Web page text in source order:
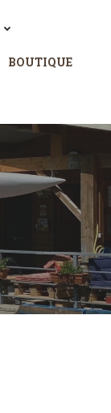
BOUTIQUE